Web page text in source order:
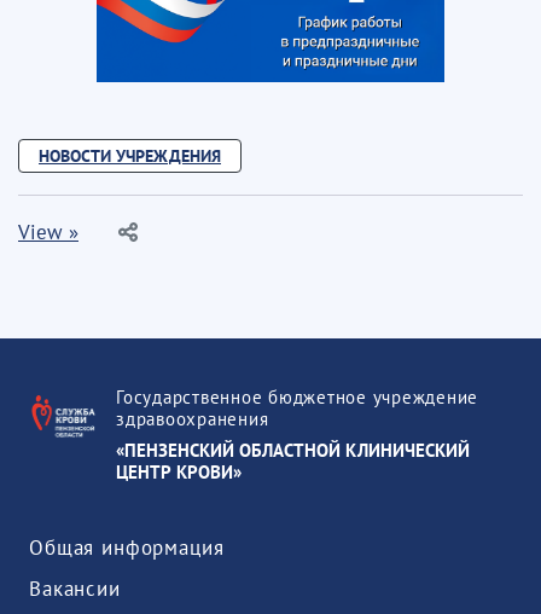
НОВОСТИ УЧРЕЖДЕНИЯ
View »
Государственное бюджетное учреждение
здравоохранения
«ПЕНЗЕНСКИЙ ОБЛАСТНОЙ КЛИНИЧЕСКИЙ
ЦЕНТР КРОВИ»
Общая информация
Вакансии